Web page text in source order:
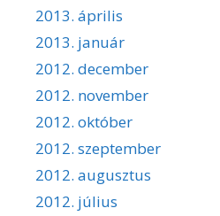
2013. április
2013. január
2012. december
2012. november
2012. október
2012. szeptember
2012. augusztus
2012. július